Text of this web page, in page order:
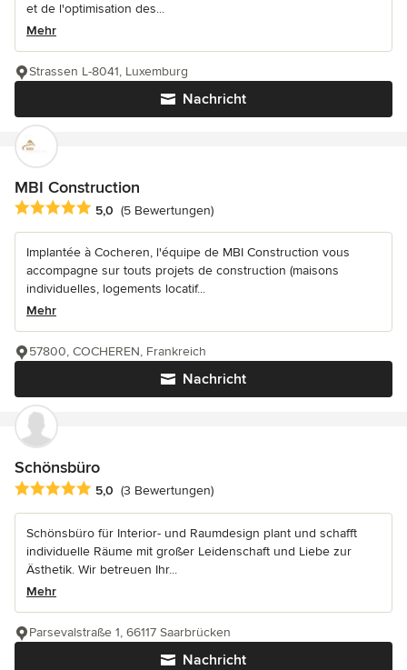
et de l'optimisation des...
Mehr
Nachricht
Strassen L-8041, Luxemburg
MBI Construction
Durchschnittliche Bewertung: 5 von 5 Sternen
5,0 (5 Bewertungen)
Implantée à Cocheren, l'équipe de MBI Construction vous
accompagne sur touts projets de construction (maisons
individuelles, logements locatif...
Mehr
Nachricht
57800, COCHEREN, Frankreich
Schönsbüro
Durchschnittliche Bewertung: 5 von 5 Sternen
5,0 (3 Bewertungen)
Schönsbüro für Interior- und Raumdesign plant und schafft
individuelle Räume mit großer Leidenschaft und Liebe zur
Ästhetik. Wir betreuen Ihr...
Mehr
Nachricht
Parsevalstraße 1, 66117 Saarbrücken